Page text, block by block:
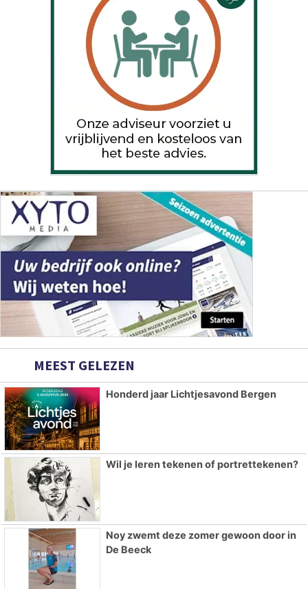
MEEST GELEZEN
Honderd jaar Lichtjesavond Bergen
Wil je leren tekenen of portrettekenen?
Noy zwemt deze zomer gewoon door in
De Beeck